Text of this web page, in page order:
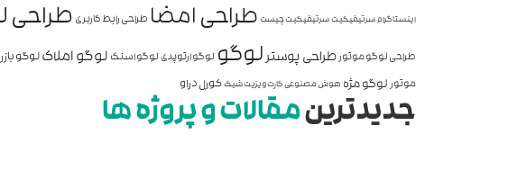
اینستاگرامسرتیفیکیتسرتیفیکیت چیست طراحی امضا طراحی رابط کاربری طراحی
طراحی لوگو موتورطراحی پوسترلوگو لوگو ارتوپدی لوگو اسنک لوگو املاکلوگو
موتورلوگو مژه هوش مصنوعیکارت ویزیت شیککورل دراو
جدیدترینمقالات و پروژه ها